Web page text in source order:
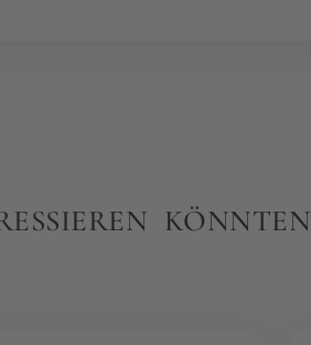
KÖNNTEN